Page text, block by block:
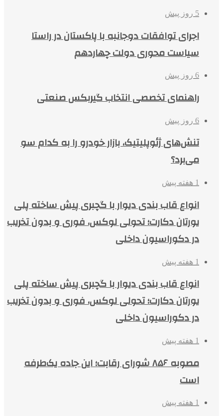
5 روز پیش
اجرای توافقات دوجانبه با پاکستان در راستا
سیاست محوری دولت چهاردهم
6 روز پیش
راهنمای تخصصی انتخاب گیربکس صنعتی
6 روز پیش
تنش‌های ژئوپلیتیک، بازار خودرو را به کدام سو
می‌برد؟
1 هفته پیش
انواع قاب بندی دیوار با گچبری پیش ساخته پلی
یورتان دکارت؛ تحولی لوکس، فوری و بدون تخریب
در دکوراسیون داخلی
1 هفته پیش
انواع قاب بندی دیوار با گچبری پیش ساخته پلی
یورتان دکارت؛ تحولی لوکس، فوری و بدون تخریب
در دکوراسیون داخلی
1 هفته پیش
مصوبه ۸۵۶ شورای رقابت؛ این جاده یک‌طرفه
است
1 هفته پیش